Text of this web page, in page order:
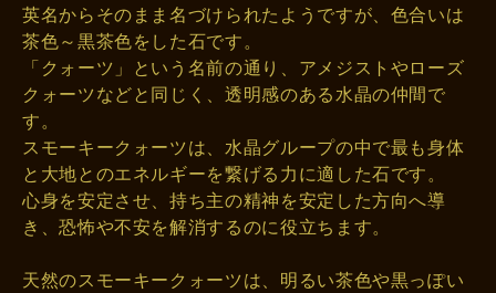
英名からそのまま名づけられたようですが、色合いは
茶色～黒茶色をした石です。
「クォーツ」という名前の通り、アメジストやローズ
クォーツなどと同じく、透明感のある水晶の仲間で
す。
スモーキークォーツは、水晶グループの中で最も身体
と大地とのエネルギーを繋げる力に適した石です。
心身を安定させ、持ち主の精神を安定した方向へ導
き、恐怖や不安を解消するのに役立ちます。
天然のスモーキークォーツは、明るい茶色や黒っぽい